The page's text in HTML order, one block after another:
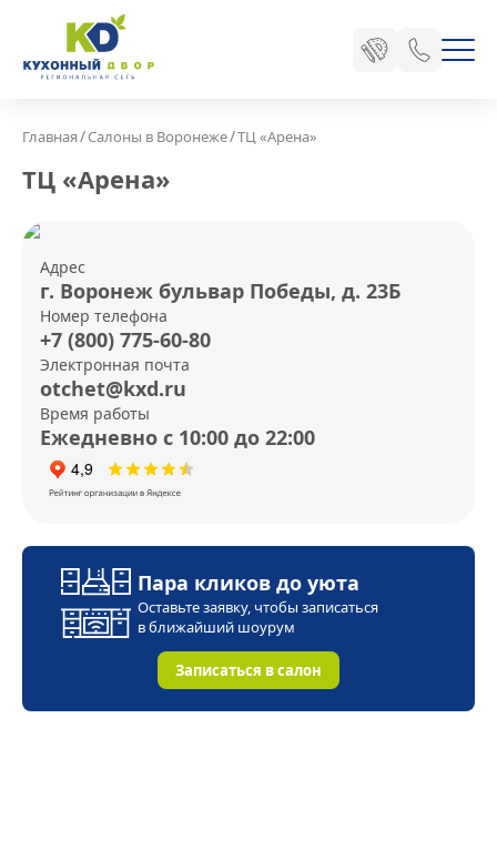
Главная/Салоны в Воронеже/ТЦ «Арена»
ТЦ «Арена»
Адрес
г. Воронеж бульвар Победы, д. 23Б
Номер телефона
+7 (800) 775-60-80
Электронная почта
otchet@kxd.ru
Время работы
Ежедневно с 10:00 до 22:00
Пара кликов до уюта
Оставьте заявку, чтобы записаться
в ближайшийшоурум
Записаться в салон